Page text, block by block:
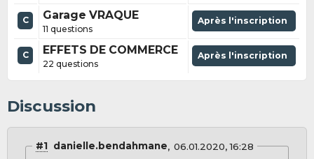
C Garage VRAQUE
11 questions
Après l'inscription
C EFFETS DE COMMERCE
22 questions
Après l'inscription
Discussion
#1 danielle.bendahmane
06.01.2020, 16:28